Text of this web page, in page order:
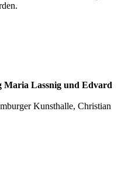
Maria Lassnig und Edvard
Kunsthalle, Christian